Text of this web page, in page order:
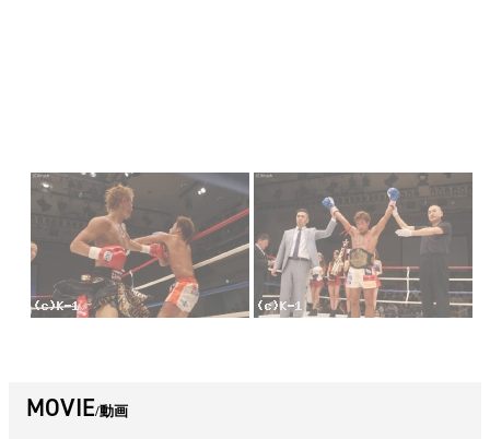
MOVIE 動画